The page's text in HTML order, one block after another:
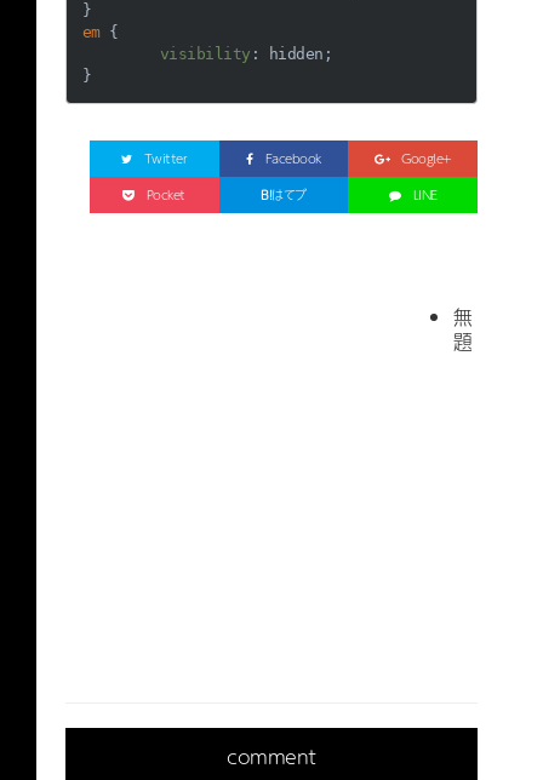
em {
visibility : hidden;
Twitter Facebook
Google+
Pocket
B!はてブ LINE
無
題
comment